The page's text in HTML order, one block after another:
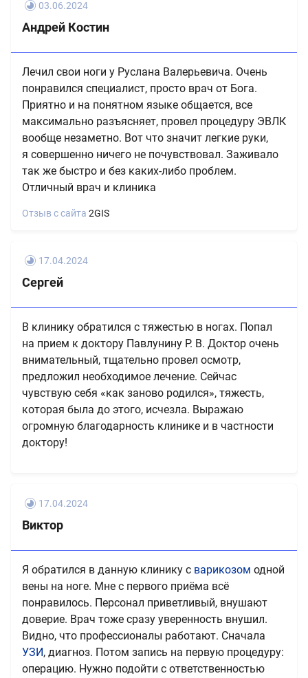
03.06.2024
Андрей Костин
Лечил свои ноги у Руслана Валерьевича. Очень
понравился специалист, просто врач от Бога.
Приятно и на понятном языке общается, все
максимально разъясняет, провел процедуру ЭВЛК
вообще незаметно. Вот что значит легкие руки,
я совершенно ничего не почувствовал. Заживало
так же быстро и без каких-либо проблем.
Отличный врач и клиника
Отзыв с сайта 2GIS
17.04.2024
Сергей
В клинику обратился с тяжестью в ногах. Попал
на прием к доктору Павлунину Р. В. Доктор очень
внимательный, тщательно провел осмотр,
предложил необходимое лечение. Сейчас
чувствую себя «как заново родился», тяжесть,
которая была до этого, исчезла. Выражаю
огромную благодарность клинике и в частности
доктору!
17.04.2024
Виктор
Я обратился в данную клинику с варикозом одной
вены на ноге. Мне с первого приёма всё
понравилось. Персонал приветливый, внушают
доверие. Врач тоже сразу уверенность внушил.
Видно, что профессионалы работают. Сначала
УЗИ, диагноз. Потом запись на первую процедуру:
операцию. Нужно подойти с ответственностью